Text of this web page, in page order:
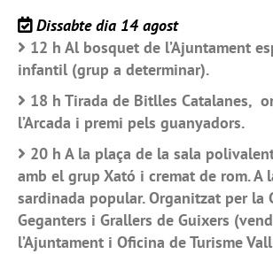
Dissabte dia 14 agost
12 h Al bosquet de l’Ajuntament
infantil (grup a determinar).
18 h Tirada de Bitlles Catalanes,
l’Arcada i premi pels guanyadors.
20 h A la plaça de la sala
amb el grup Xató i cremat de rom. A
sardinada popular. Organitzat per la
Geganters i Grallers de Guixers
l’Ajuntament i Oficina de Turisme